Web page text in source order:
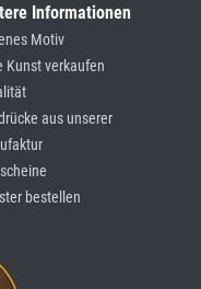
Informationen
Motiv
Kunst verkaufen
aus unserer
bestellen